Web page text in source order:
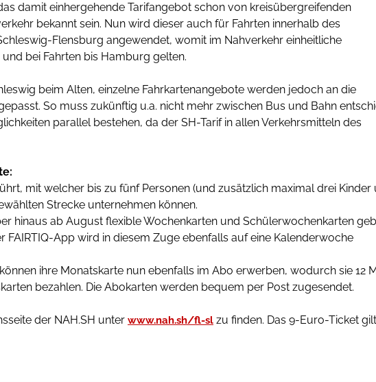
damit einhergehende Tarifangebot schon von kreisübergreifenden
bekannt sein. Nun wird dieser auch für Fahrten innerhalb des
Flensburg angewendet, womit im Nahverkehr einheitliche
bei Fahrten bis Hamburg gelten.
beim Alten, einzelne Fahrkartenangebote werden jedoch an die
So muss zukünftig u.a. nicht mehr zwischen Bus und Bahn
parallel bestehen, da der SH-Tarif in allen Verkehrsmitteln des
mit welcher bis zu fünf Personen (und zusätzlich maximal drei Kinder
Strecke unternehmen können.
hinaus ab August flexible Wochenkarten und Schülerwochenkarten
FAIRTIQ-App wird in diesem Zuge ebenfalls auf eine Kalenderwoche
ihre Monatskarte nun ebenfalls im Abo erwerben, wodurch sie 12
bezahlen. Die Abokarten werden bequem per Post zugesendet.
der NAH.SH unter www.nah.sh/fl-sl zu finden. Das 9-Euro-Ticket gilt